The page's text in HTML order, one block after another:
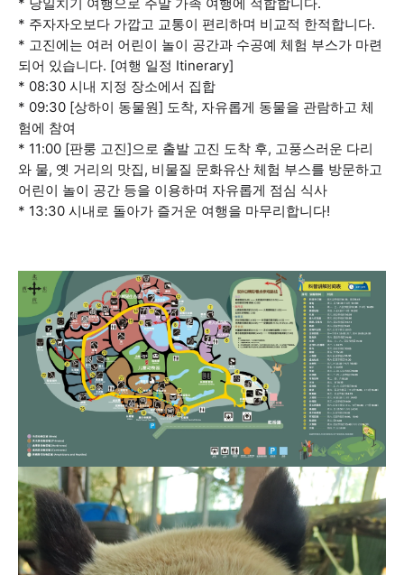
* 주자자오보다 가깝고 교통이 편리하며 비교적 한적합니다.
* 고진에는 여러 어린이 놀이 공간과 수공예 체험 부스가 마련
되어 있습니다. [여행 일정 Itinerary]
* 08:30 시내 지정 장소에서 집합
* 09:30 [상하이 동물원] 도착, 자유롭게 동물을 관람하고 체
험에 참여
* 11:00 [판룽 고진]으로 출발 고진 도착 후, 고풍스러운 다리
와 물, 옛 거리의 맛집, 비물질 문화유산 체험 부스를 방문하고
어린이 놀이 공간 등을 이용하며 자유롭게 점심 식사
* 13:30 시내로 돌아가 즐거운 여행을 마무리합니다!